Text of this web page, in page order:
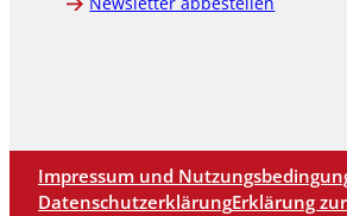
Impressum und
DatenschutzerklärungErklärung